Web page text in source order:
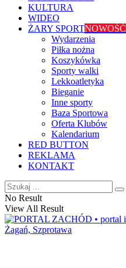
KULTURA
WIDEO
ŻARY SPORTNOWOŚĆ
Wydarzenia
Piłka nożna
Koszykówka
Sporty walki
Lekkoatletyka
Bieganie
Inne sporty
Baza Sportowa
Oferta Klubów
Kalendarium
RED BUTTON
REKLAMA
KONTAKT
No Result
View All Result